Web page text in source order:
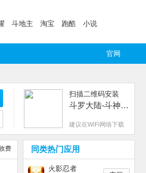
斗地主 淘宝 跑酷 小说
官网
扫描二维码安装
斗罗大陆-斗神再临
建议在WiFi网络下载
费 同类热门应用
火影忍者